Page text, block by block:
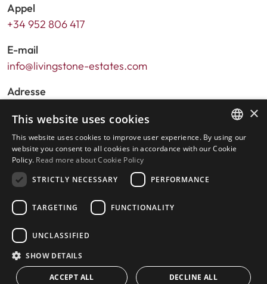
Appel
+34 952 806 417
E-mail
info@livingstone-estates.com
Adresse
Ctra. de Cadiz KM 164 , 29680
Estepona – Malaga, Espagne
Heures d'ouverture :
Lundi - Vendredi : 9h30 à 17h30
Samedis et jours fériés : de 10h à 14h
Accueil
Recherche de propriété
Veuillez nous évaluer
ENGLISH
×
This website uses cookies
This website uses cookies to improve user experience. By using our
website you consent to all cookies in accordance with our Cookie
Policy. Read more about Cookie Policy
STRICTLY NECESSARY
PERFORMANCE
TARGETING FUNCTIONALITY
UNCLASSIFIED
SHOW DETAILS
ACCEPT ALL DECLINE ALL